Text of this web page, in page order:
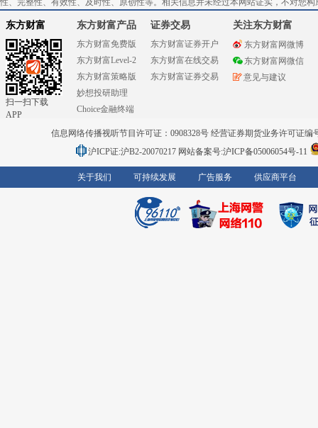
性、完整性、有效性、及时性、原创性等。相关信息并未经过本网站证实，不对您
东方财富
扫一扫下载
APP
东方财富产品
东方财富免费版
东方财富Level-2
东方财富策略版
妙想投研助理
Choice金融终端
证券交易
东方财富证券开户
东方财富在线交易
东方财富证券交易
关注东方财富
东方财富网微博
东方财富网微信
意见与建议
信息网络传播视听节目许可证：0908328号 经营证券期货业务许可证编
沪ICP证:沪B2-20070217 网站备案号:沪ICP备05006054号-11
关于我们 可持续发展 广告服务 供应商平台